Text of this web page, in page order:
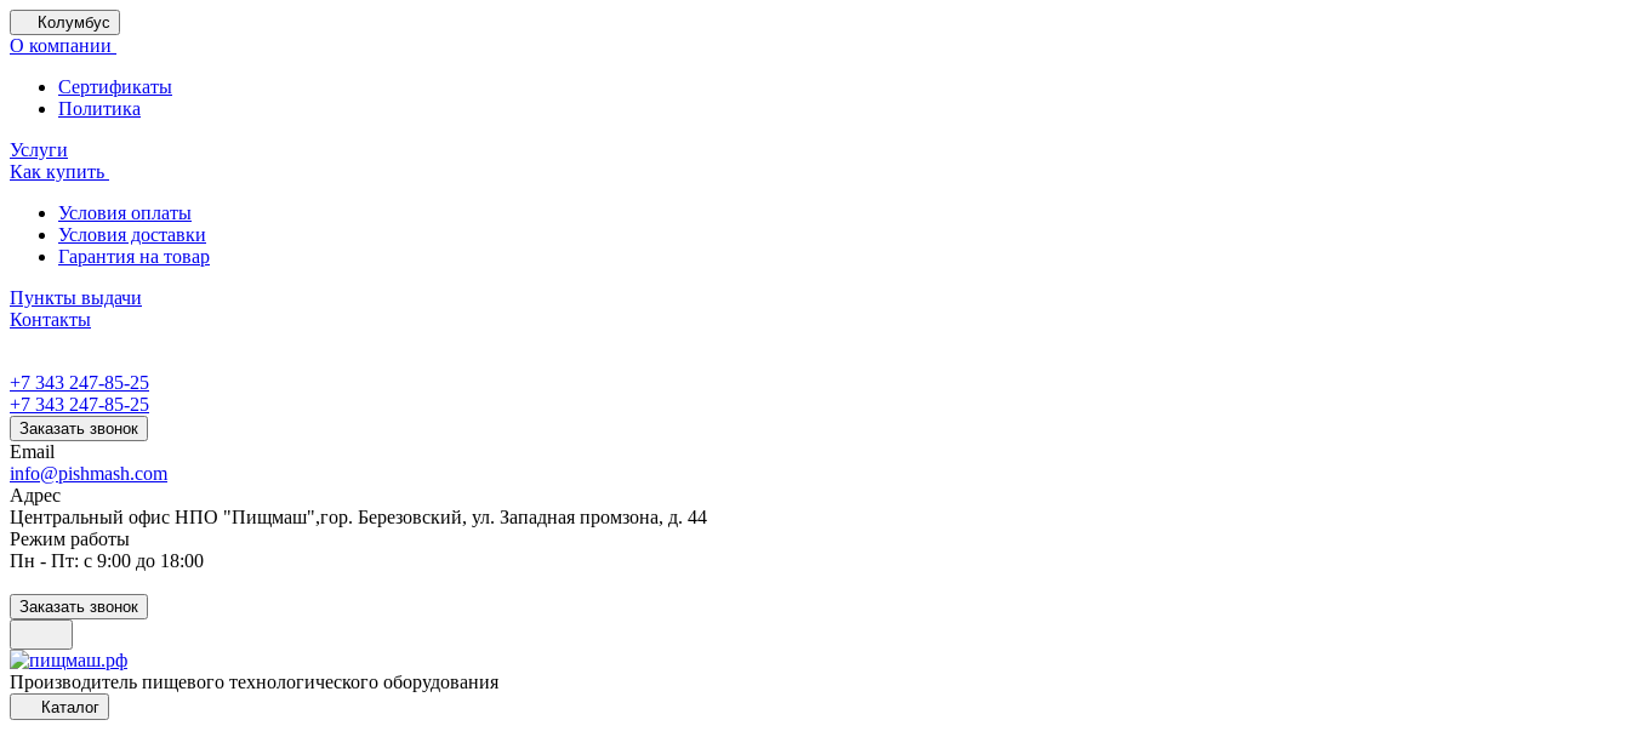
Колумбус
О компании
Сертификаты
Политика
Услуги
Как купить
Условия оплаты
Условия доставки
Гарантия на товар
Пункты выдачи
Контакты
+7 343 247-85-25
+7 343 247-85-25
Заказать звонок
Email
info@pishmash.com
Адрес
Центральный офис НПО "Пищмаш",гор. Березовский, ул. Западная промзона, д. 44
Режим работы
Пн - Пт: с 9:00 до 18:00
Заказать звонок
Производитель пищевого технологического оборудования
Каталог